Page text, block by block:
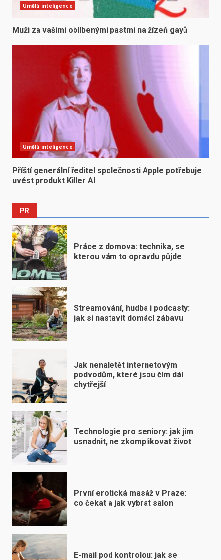
Umělá inteligence
Muži za vašimi oblíbenými pastmi na žízeň gayů
Umělá inteligence
Příští generální ředitel společnosti Apple potřebuje
uvést produkt Killer AI
PR
Práce z domova: technika, se
kterou vám to opravdu půjde
Streamování, hudba i podcasty:
jak si nastavit domácí zábavu
Jak nenaletět internetovým
podvodům, které jsou čím dál
chytřejší
Technologie pro seniory: jak jim
usnadnit, ne zkomplikovat život
První erotická masáž v Praze:
co čekat a jak vybrat salon
E-mail pod kontrolou: jak se